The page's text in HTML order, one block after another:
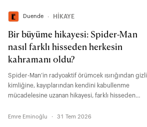
Duende ∙ HİKAYE
Bir büyüme hikayesi: Spider-Man
nasıl farklı hisseden herkesin
kahramanı oldu?
Spider-Man’in radyoaktif örümcek ısırığından gizli
kimliğine, kayıplarından kendini kabullenme
mücadelesine uzanan hikayesi, farklı hisseden
büyüme anlatısı aynı zamanda. "Brand New Day"
Emre Eminoğlu · 31 Tem 2026